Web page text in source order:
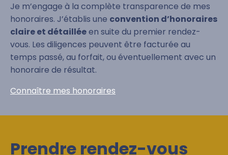
Je m’engage à la complète transparence de mes
honoraires. J’établis une convention d’honoraires
claire et détailléeen suite du premier rendez-
vous. Les diligences peuvent être facturée au
temps passé, au forfait, ou éventuellement avec un
honoraire de résultat.
Connaître mes honoraires
Prendre rendez-vous